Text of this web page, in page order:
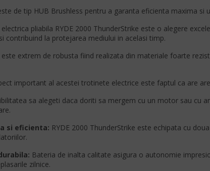
de tip HUB Brushless pentru a garanta eficienta maxima
pliabila RYDE 2000 ThunderStrike este o alegere
contribuind la protejarea mediului in acelasi timp.
extrem de robusta fiind realizata din materiale foarte
important al acestei trotinete electrice este faptul ca are
sa alegeti daca doriti sa mergem cu un motor sau cu
si eficienta: RYDE 2000 ThunderStrike este echipata cu
Bateria de inalta calitate asigura o autonomie
zilnice.